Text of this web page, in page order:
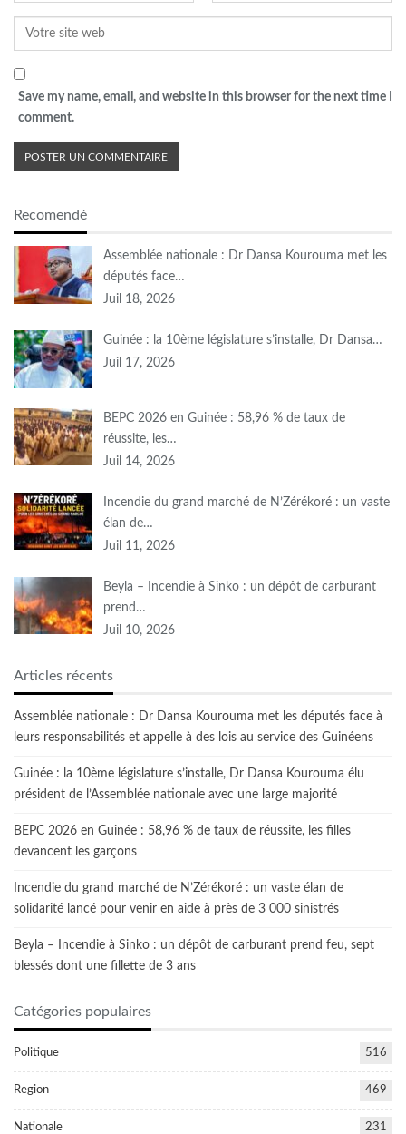
Save my name, email, and website in this browser for the next time I
comment.
Recomendé
Assemblée nationale : Dr Dansa Kourouma met les
députés face…
Juil 18, 2026
Guinée : la 10ème législature s’installe, Dr Dansa…
Juil 17, 2026
BEPC 2026 en Guinée : 58,96 % de taux de
réussite, les…
Juil 14, 2026
Incendie du grand marché de N’Zérékoré : un vaste
élan de…
Juil 11, 2026
Beyla – Incendie à Sinko : un dépôt de carburant
prend…
Juil 10, 2026
Articles récents
Assemblée nationale : Dr Dansa Kourouma met les députés face à
leurs responsabilités et appelle à des lois au service des Guinéens
Guinée : la 10ème législature s’installe, Dr Dansa Kourouma élu
président de l’Assemblée nationale avec une large majorité
BEPC 2026 en Guinée : 58,96 % de taux de réussite, les filles
devancent les garçons
Incendie du grand marché de N’Zérékoré : un vaste élan de
solidarité lancé pour venir en aide à près de 3 000 sinistrés
Beyla – Incendie à Sinko : un dépôt de carburant prend feu, sept
blessés dont une fillette de 3 ans
Catégories populaires
Politique 516
Region 469
Nationale 231